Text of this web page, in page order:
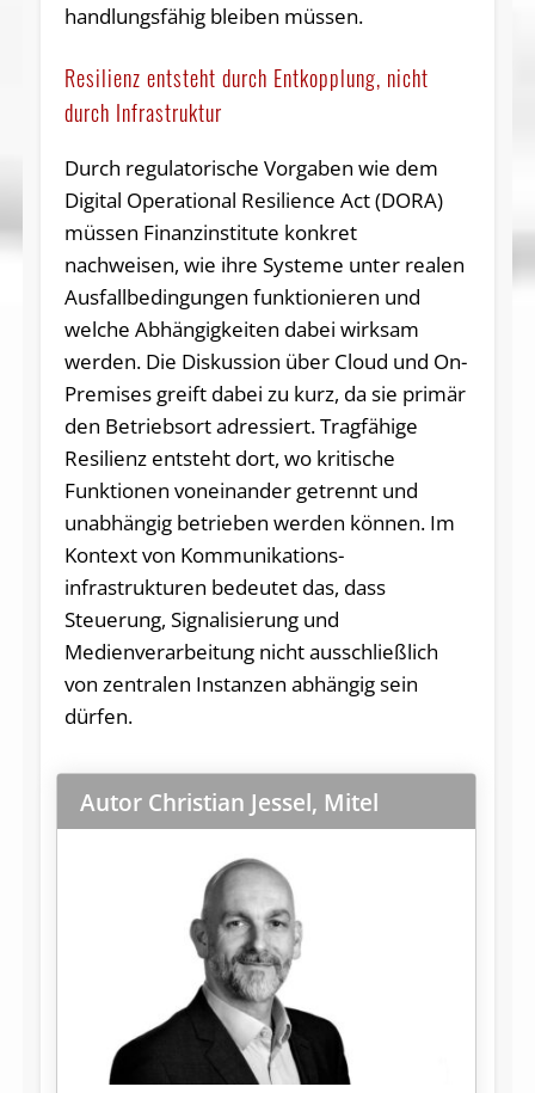
handlungsfähig bleiben müssen.
Resilienz entsteht durch Entkopplung, nicht
durch Infrastruktur
Durch regulatorische Vorgaben wie dem
Digital Operational Resilience Act (DORA)
müssen Finanzinstitute konkret
nachweisen, wie ihre Systeme unter realen
Ausfallbedingungen funktionieren und
welche Abhängigkeiten dabei wirksam
werden. Die Diskussion über Cloud und On-
Premises greift dabei zu kurz, da sie primär
den Betriebsort adressiert. Tragfähige
Resilienz entsteht dort, wo kritische
Funktionen voneinander getrennt und
unabhängig betrieben werden können. Im
Kontext von Kommunikations­
infrastrukturen bedeutet das, dass
Steuerung, Signalisierung und
Medienverarbeitung nicht ausschließlich
von zentralen Instanzen abhängig sein
dürfen.
Autor Christian Jessel, Mitel